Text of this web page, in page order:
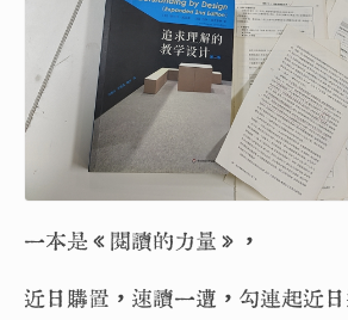
一本是《閱讀的力量》，
近日購置，速讀一遭，勾連起近